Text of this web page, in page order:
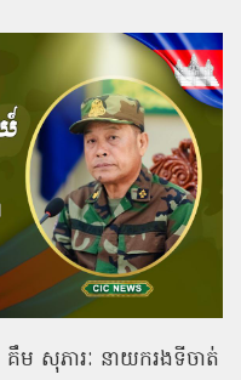
គឹម សុភារៈ នាយករងទីចាត់